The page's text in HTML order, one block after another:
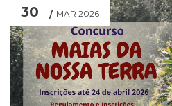
30 MAR 2026